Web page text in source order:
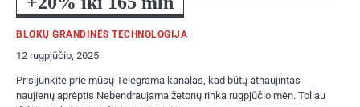
BLOKŲ GRANDINĖS TECHNOLOGIJA
12 rugpjūčio, 2025
Prisijunkite prie mūsų Telegrama kanalas, kad būtų atnaujintas
naujienų aprėptis Nebendraujama žetonų rinka rugpjūčio mėn. Toliau